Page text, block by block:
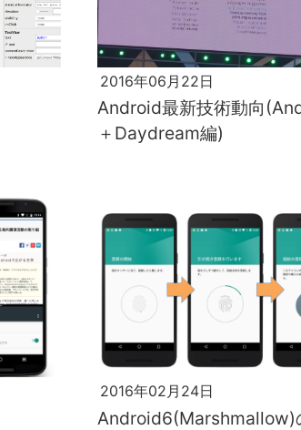
2016年06月22日
Android最新技術動向
＋Daydream編)
2016年02月24日
Android6(Marshmallow)